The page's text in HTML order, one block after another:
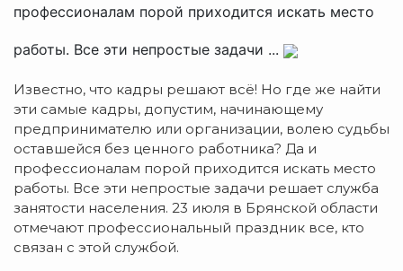
профессионалам порой приходится искать место
работы. Все эти непростые задачи ...
Известно, что кадры решают всё! Но где же найти
эти самые кадры, допустим, начинающему
предпринимателю или организации, волею судьбы
оставшейся без ценного работника? Да и
профессионалам порой приходится искать место
работы. Все эти непростые задачи решает служба
занятости населения. 23 июля в Брянской области
отмечают профессиональный праздник все, кто
связан с этой службой.